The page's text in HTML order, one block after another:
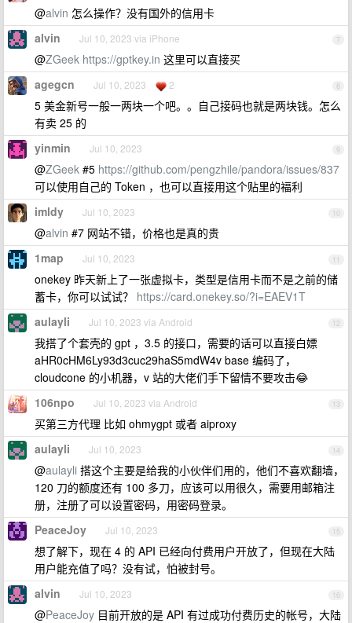
@alvin 怎么操作？没有国外的信用卡
7
alvin Jul 10, 2023 via iPhone
@ZGeek https://gptkey.in 这里可以直接买
8
agegcn Jul 10, 2023 2
5 美金新号一般一两块一个吧。。自己接码也就是两块钱。怎么
有卖 25 的
9
yinmin Jul 10, 2023
@ZGeek #5 https://github.com/pengzhile/pandora/issues/837
可以使用自己的 Token ，也可以直接用这个贴里的福利
10
imldy Jul 10, 2023
@alvin #7 网站不错，价格也是真的贵
11
1map Jul 10, 2023
onekey 昨天新上了一张虚拟卡，类型是信用卡而不是之前的储
蓄卡，你可以试试？ https://card.onekey.so/?i=EAEV1T
12
aulayli Jul 10, 2023 via Android
我搭了个套壳的 gpt ，3.5 的接口，需要的话可以直接白嫖
aHR0cHM6Ly93d3cuc29haS5mdW4v base 编码了，
cloudcone 的小机器，v 站的大佬们手下留情不要攻击😂
13
106npo Jul 10, 2023 via Android
买第三方代理 比如 ohmygpt 或者 aiproxy
14
aulayli Jul 10, 2023
@aulayli 搭这个主要是给我的小伙伴们用的，他们不喜欢翻墙，
120 刀的额度还有 100 多刀，应该可以用很久，需要用邮箱注
册，注册了可以设置密码，用密码登录。
15
PeaceJoy Jul 10, 2023
想了解下，现在 4 的 API 已经向付费用户开放了，但现在大陆
用户能充值了吗？没有试，怕被封号。
16
alvin Jul 10, 2023
@PeaceJoy 目前开放的是 API 有过成功付费历史的帐号，大陆